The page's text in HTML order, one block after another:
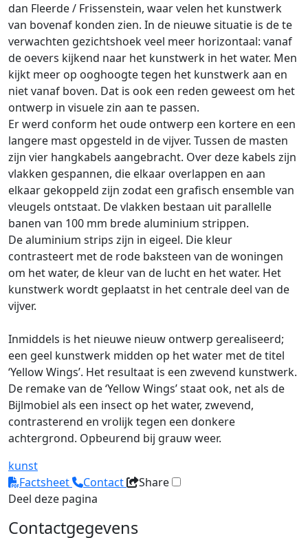
dan Fleerde / Frissenstein, waar velen het kunstwerk
van bovenaf konden zien. In de nieuwe situatie is de te
verwachten gezichtshoek veel meer horizontaal: vanaf
de oevers kijkend naar het kunstwerk in het water. Men
kijkt meer op ooghoogte tegen het kunstwerk aan en
niet vanaf boven. Dat is ook een reden geweest om het
ontwerp in visuele zin aan te passen.
Er werd conform het oude ontwerp een kortere en een
langere mast opgesteld in de vijver. Tussen de masten
zijn vier hangkabels aangebracht. Over deze kabels zijn
vlakken gespannen, die elkaar overlappen en aan
elkaar gekoppeld zijn zodat een grafisch ensemble van
vleugels ontstaat. De vlakken bestaan uit parallelle
banen van 100 mm brede aluminium strippen.
De aluminium strips zijn in eigeel. Die kleur
contrasteert met de rode baksteen van de woningen
om het water, de kleur van de lucht en het water. Het
kunstwerk wordt geplaatst in het centrale deel van de
vijver.
Inmiddels is het nieuwe nieuw ontwerp gerealiseerd;
een geel kunstwerk midden op het water met de titel
‘Yellow Wings’. Het resultaat is een zwevend kunstwerk.
De remake van de ‘Yellow Wings’ staat ook, net als de
Bijlmobiel als een insect op het water, zwevend,
contrasterend en vrolijk tegen een donkere
achtergrond. Opbeurend bij grauw weer.
kunst
Factsheet
Contact
Share
Deel deze pagina
Contactgegevens